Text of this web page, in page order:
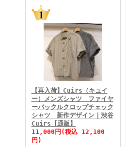
FINEBOYS2026年6月号
【再入荷】Cuirs（キュイ
ー）メンズシャツ ファイヤ
ーバックルクロップチェック
シャツ 新作デザイン｜渋谷
Cuirs【通販】
11,000円(税込 12,100
円)